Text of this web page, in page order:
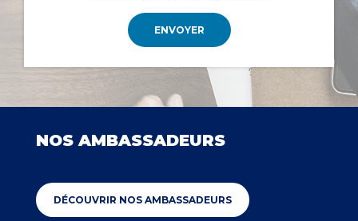
ENVOYER
NOS AMBASSADEURS
DÉCOUVRIR NOS AMBASSADEURS